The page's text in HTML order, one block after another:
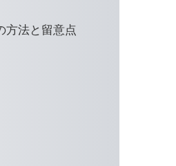
方法と留意点